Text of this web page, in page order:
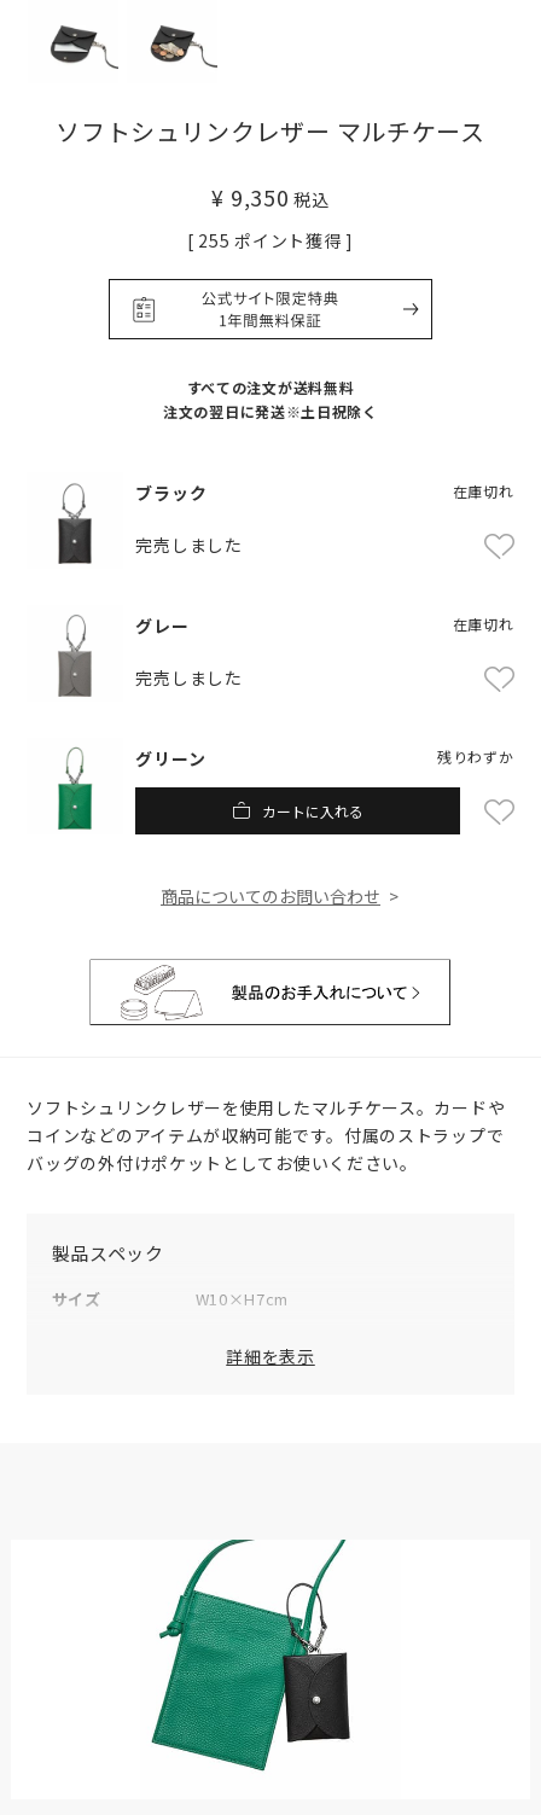
ソフトシュリンクレザー マルチケース
¥ 9,350 税込
[ 255 ポイント獲得 ]
すべての注文が送料無料
注文の翌日に発送※土日祝除く
ブラック 在庫切れ
完売しました
グレー 在庫切れ
完売しました
グリーン 残りわずか
カートに入れる
商品についてのお問い合わせ
ソフトシュリンクレザーを使用したマルチケース。カードや
コインなどのアイテムが収納可能です。付属のストラップで
バッグの外付けポケットとしてお使いください。
製品スペック
サイズ
W10×H7cm
※製品画像の色に関しましてはお使いのパソコンや携帯端末の
モニター環境により、実際の製品と異なって見える場合がござ
います。あらかじめご了承ください。
※本製品は天然皮革素材を使用しているため、色味、風合いに
個体差がございます。素材の特性としてご理解ください。
詳細を表示